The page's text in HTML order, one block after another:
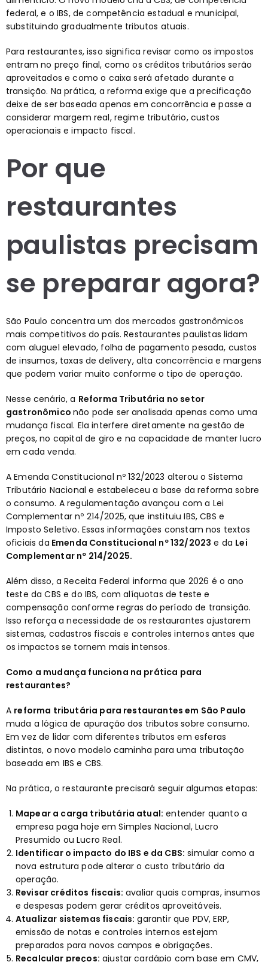
federal, e o IBS, de competência estadual e municipal,
substituindo gradualmente tributos atuais.
Para restaurantes, isso significa revisar como os impostos
entram no preço final, como os créditos tributários serão
aproveitados e como o caixa será afetado durante a
transição. Na prática, a reforma exige que a precificação
deixe de ser baseada apenas em concorrência e passe a
considerar margem real, regime tributário, custos
operacionais e impacto fiscal.
Por que
restaurantes
paulistas precisam
se preparar agora?
São Paulo concentra um dos mercados gastronômicos
mais competitivos do país. Restaurantes paulistas lidam
com aluguel elevado, folha de pagamento pesada, custos
de insumos, taxas de delivery, alta concorrência e margens
que podem variar muito conforme o tipo de operação.
Nesse cenário, a Reforma Tributária no setor
gastronômico não pode ser analisada apenas como uma
mudança fiscal. Ela interfere diretamente na gestão de
preços, no capital de giro e na capacidade de manter lucro
em cada venda.
A Emenda Constitucional nº 132/2023 alterou o Sistema
Tributário Nacional e estabeleceu a base da reforma sobre
o consumo. A regulamentação avançou com a Lei
Complementar nº 214/2025, que instituiu IBS, CBS e
Imposto Seletivo. Essas informações constam nos textos
oficiais da Emenda Constitucional nº 132/2023 e da Lei
Complementar nº 214/2025.
Além disso, a Receita Federal informa que 2026 é o ano
teste da CBS e do IBS, com alíquotas de teste e
compensação conforme regras do período de transição.
Isso reforça a necessidade de os restaurantes ajustarem
sistemas, cadastros fiscais e controles internos antes que
os impactos se tornem mais intensos.
Como a mudança funciona na prática para
restaurantes?
A reforma tributária para restaurantes em São Paulo
muda a lógica de apuração dos tributos sobre consumo.
Em vez de lidar com diferentes tributos em esferas
distintas, o novo modelo caminha para uma tributação
baseada em IBS e CBS.
Na prática, o restaurante precisará seguir algumas etapas:
Mapear a carga tributária atual: entender quanto a
empresa paga hoje em Simples Nacional, Lucro
Presumido ou Lucro Real.
Identificar o impacto do IBS e da CBS: simular como a
nova estrutura pode alterar o custo tributário da
operação.
Revisar créditos fiscais: avaliar quais compras, insumos
e despesas podem gerar créditos aproveitáveis.
Atualizar sistemas fiscais: garantir que PDV, ERP,
emissão de notas e controles internos estejam
preparados para novos campos e obrigações.
Recalcular preços: ajustar cardápio com base em CMV,